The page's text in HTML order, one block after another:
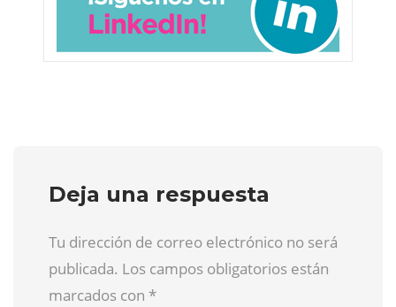
Deja una respuesta
Tu dirección de correo electrónico no será
publicada. Los campos obligatorios están
marcados con *